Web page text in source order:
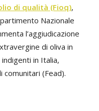
di qualità (Fioq),
Nazionale
l’aggiudicazione
di oliva in
in Italia,
(Fead).